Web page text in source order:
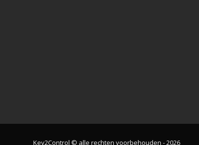
Key2Control © alle rechten voorbehouden - 2026